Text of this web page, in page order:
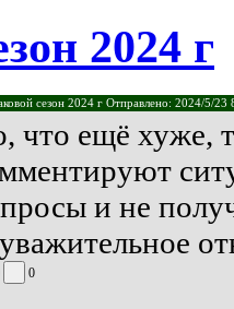
2024 г
сезон 2024 г Отправлено: 2024/5/23
что ещё хуже,
и не
0